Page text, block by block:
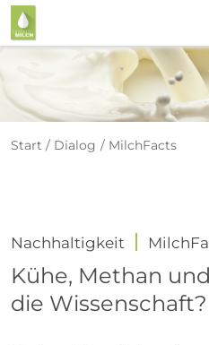
Start Dialog MilchFacts
Nachhaltigkeit
Kühe, Methan
die Wissenschaft?